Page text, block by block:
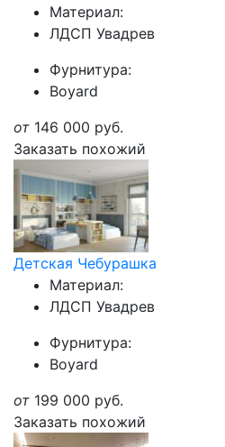
Материал:
ЛДСП Увадрев
Фурнитура:
Boyard
от 146 000 руб.
Заказать похожий
Детская Чебурашка
Материал:
ЛДСП Увадрев
Фурнитура:
Boyard
от 199 000 руб.
Заказать похожий